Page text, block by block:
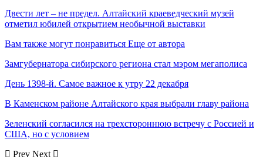
Двести лет – не предел. Алтайский краеведческий музей
отметил юбилей открытием необычной выставки
Вам также могут понравиться Еще от автора
Замгубернатора сибирского региона стал мэром мегаполиса
День 1398-й. Самое важное к утру 22 декабря
В Каменском районе Алтайского края выбрали главу района
Зеленский согласился на трехстороннюю встречу с Россией и
США, но с условием
Prev Next